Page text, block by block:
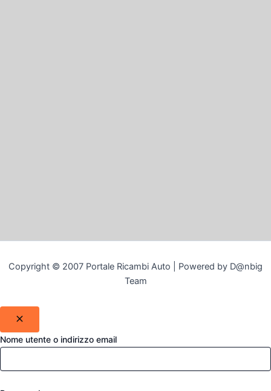
Copyright © 2007 Portale Ricambi Auto | Powered by D@nbig
Team
Nome utente o indirizzo email